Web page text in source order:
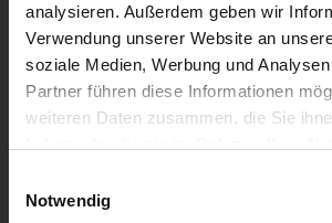
analysieren. Außerdem geben wir
Verwendung unserer Website an
soziale Medien, Werbung und
Partner führen diese Informationen
weiteren Daten zusammen, die Sie
Notwendig
INDUSTRIE-
ELEKTRIKER/IN
FACHKRAFT FÜR
LAGERLOGISTIK M/